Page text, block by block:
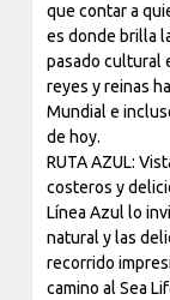
que contar a
es donde brilla
pasado cultural
reyes y reinas
Mundial e
de hoy.
RUTA AZUL:
costeros y
Línea Azul lo
natural y las
recorrido
camino al Sea